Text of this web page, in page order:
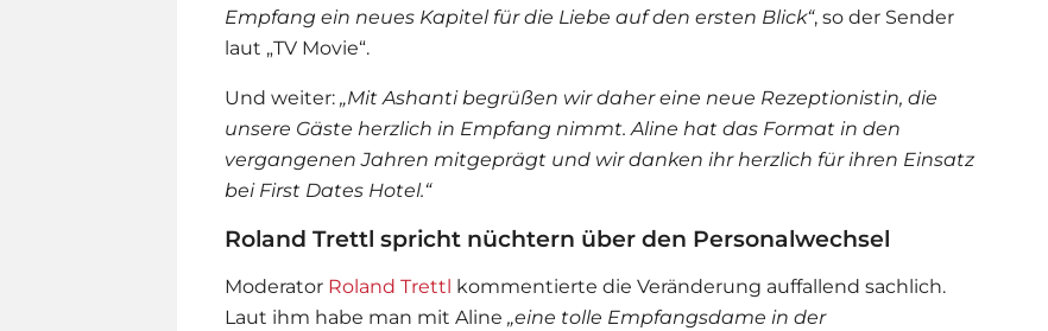
Empfang ein neues Kapitel für die Liebe auf den ersten Blick“, so der Sender
laut „TV Movie“.
Und weiter: „Mit Ashanti begrüßen wir daher eine neue Rezeptionistin, die
unsere Gäste herzlich in Empfang nimmt. Aline hat das Format in den
vergangenen Jahren mitgeprägt und wir danken ihr herzlich für ihren Einsatz
bei First Dates Hotel.“
Roland Trettl spricht nüchtern über den Personalwechsel
Moderator Roland Trettl kommentierte die Veränderung auffallend sachlich.
Laut ihm habe man mit Aline „eine tolle Empfangsdame in der